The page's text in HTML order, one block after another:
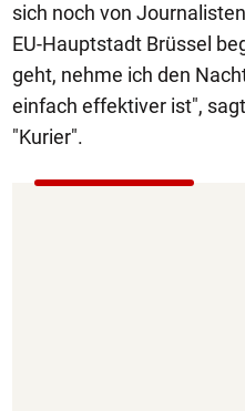
sich noch von
EU-Hauptstadt Brüssel
geht, nehme ich den
einfach effektiver ist",
"Kurier".